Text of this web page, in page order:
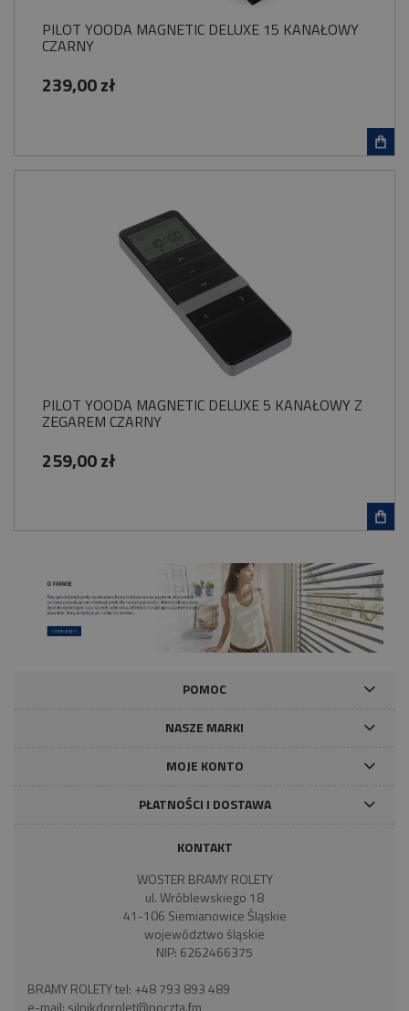
PILOT YOODA MAGNETIC DELUXE 15 KANAŁOWY
CZARNY
239,00 zł
PILOT YOODA MAGNETIC DELUXE 5 KANAŁOWY Z
ZEGAREM CZARNY
259,00 zł
POMOC
NASZE MARKI
MOJE KONTO
PŁATNOŚCI I DOSTAWA
KONTAKT
WOSTER BRAMY ROLETY
ul. Wróblewskiego 18
41-106 Siemianowice Śląskie
województwo śląskie
NIP: 6262466375
BRAMY ROLETY tel: +48 793 893 489
e-mail: silnikdorolet@poczta.fm